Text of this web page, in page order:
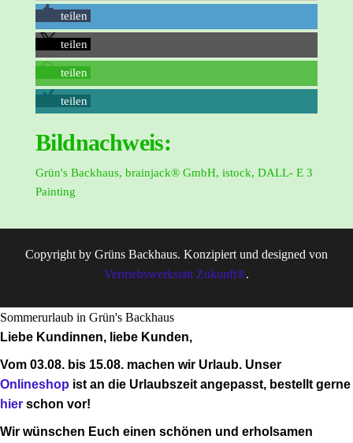
teilen
teilen
teilen
teilen
Bildnachweis:
Grün's Backhaus, brainjack® GmbH, istock, DALL- E 3
Painting
Copyright by Grüns Backhaus. Konzipiert und designed von
Vertriebswerkstatt Zukunft®.
Sommerurlaub in Grün's Backhaus
Liebe Kundinnen, liebe Kunden,
Vom 03.08. bis 15.08. machen wir Urlaub. Unser
Onlineshop ist an die Urlaubszeit angepasst, bestellt gerne
hier schon vor!
Wir wünschen Euch einen schönen und erholsamen